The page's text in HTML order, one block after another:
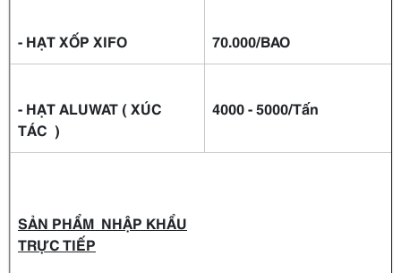
- HẠT XỐP XIFO 70.000/BAO
- HẠT ALUWAT ( XÚC
TÁC )
4000- 5000/Tấn
SẢN PHẨM NHẬP KHẨU
TRỰC TIẾP